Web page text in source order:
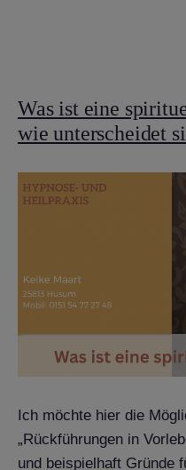
Was ist eine
wie unterscheidet
Ich möchte hier die
„Rückführungen in
und beispielhaft Gründe